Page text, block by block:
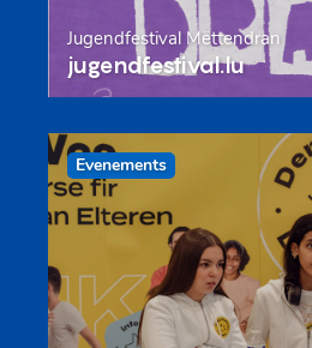
Jugendfestival Mëttendran
jugendfestival.lu
Evenements